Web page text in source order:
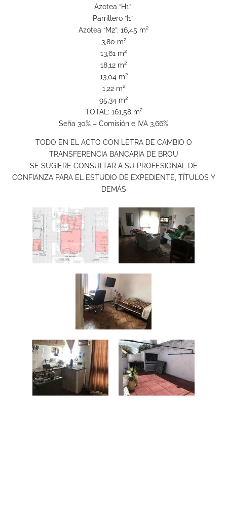
Azotea “H1”:
Parrillero “I1”:
Azotea “M2”: 16,45 m²
3,80 m²
13,61 m²
18,12 m²
13,04 m²
1,22 m²
95,34 m²
TOTAL: 161,58 m²
Seña 30% – Comisión e IVA 3,66%
TODO EN EL ACTO CON LETRA DE CAMBIO O
TRANSFERENCIA BANCARIA DE BROU
SE SUGIERE CONSULTAR A SU PROFESIONAL DE
CONFIANZA PARA EL ESTUDIO DE EXPEDIENTE, TÍTULOS Y
DEMÁS